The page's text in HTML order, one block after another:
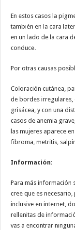
En estos casos la
también en la cara
en un lado de la cara
conduce.
Por otras causas
Coloración cutánea,
de bordes
grisácea, y con una
casos de anemia
las mujeres aparece
fibroma, metritis,
Información:
Para más información
cree que es
inclusive en internet,
rellenitas de
vas a encontrar